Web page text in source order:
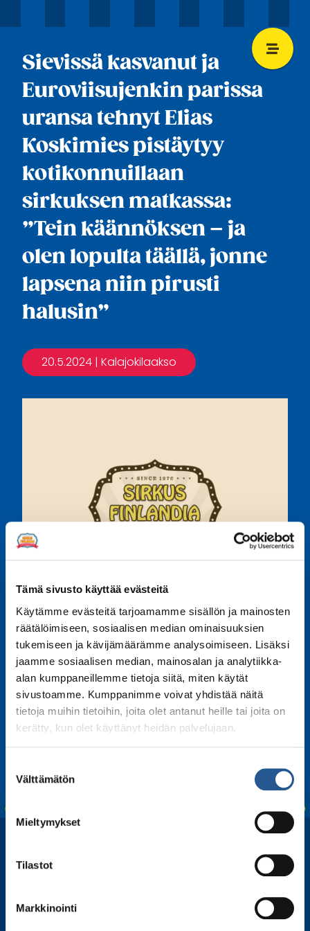
Tämä sivusto käyttää evästeitä
Käytämme evästeitä tarjoamamme sisällön ja mainosten
räätälöimiseen, sosiaalisen median ominaisuuksien
tukemiseen ja kävijämäärämme analysoimiseen. Lisäksi
jaamme sosiaalisen median, mainosalan ja analytiikka-
alan kumppaneillemme tietoja siitä, miten käytät
sivustoamme. Kumppanimme voivat yhdistää näitä
tietoja muihin tietoihin, joita olet antanut heille tai joita on
kerätty, kun olet käyttänyt heidän palvelujaan.
valinta
Välttämätön
Mieltymykset
Tilastot
Markkinointi
Sievissä kasvanut ja
Euroviisujenkin parissa
uransa tehnyt Elias
Koskimies pistäytyy
kotikonnuillaan
sirkuksen matkassa:
”Tein käännöksen – ja
olen lopulta täällä, jonne
lapsena niin pirusti
halusin”
20.5.2024 | Kalajokilaakso
Kerro kaverille
Share
on
Facebook
Share
on
LinkedIn
Share
on
Twitter
Share
on
WhatsApp
Share
on
Email